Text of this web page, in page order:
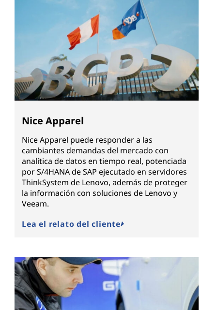
Nice Apparel
Nice Apparel puede responder a las
cambiantes demandas del mercado con
analítica de datos en tiempo real, potenciada
por S/4HANA de SAP ejecutado en servidores
ThinkSystem de Lenovo, además de proteger
la información con soluciones de Lenovo y
Veeam.
Lea el relato del cliente